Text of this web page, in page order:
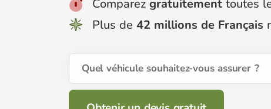
Comparez gratuitement toutes
Plus de 42 millions de Français
Quel véhicule souhaitez-vous assurer ?